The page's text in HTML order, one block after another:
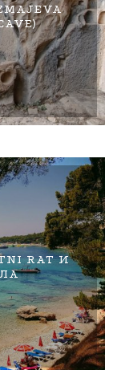
RAT И